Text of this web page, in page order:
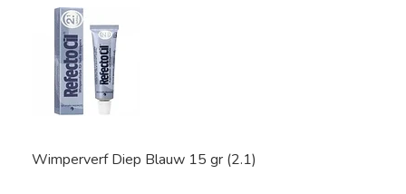
Wimperverf Diep Blauw 15 gr (2.1)